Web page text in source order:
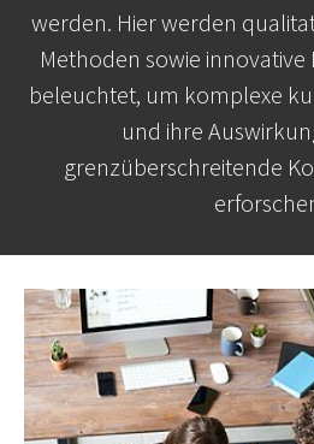
werden. Hier werden
Methoden sowie innovative
beleuchtet, um komplexe
und ihre
grenzüberschreitende